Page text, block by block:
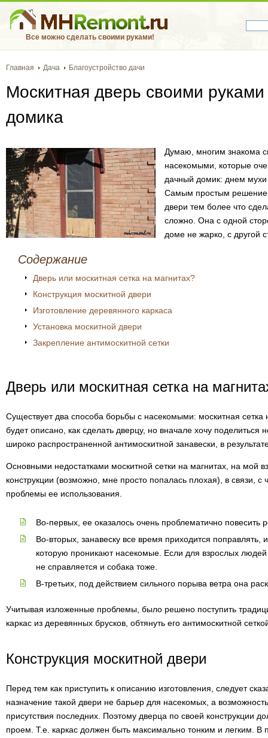
Все можно сделать своими руками!
Главная Дача Благоустройство дачи
Москитная дверь своими руками
домика
Думаю, многим знакома
насекомыми, которые
дачный домик: днем
Самым простым
двери тем более что
сложно. Она с одной
доме не жарко, с другой
Содержание
Дверь или москитная сетка на магнитах?
Конструкция москитной двери
Изготовление деревянного каркаса
Установка москитной двери
Закрепление антимоскитной сетки
Дверь или москитная сетка на
Существует два способа борьбы с насекомыми: москитная сетка
будет описано, как сделать дверцу, но вначале хочу
широко распространенной антимоскитной занавески, в
Основными недостатками москитной сетки на магнитах, на мой
конструкции (возможно, мне просто попалась плохая), в связи,
проблемы ее использования.
Во-первых, ее оказалось очень проблематично повесить
Во-вторых, занавеску все время приходится поправлять,
которую проникают насекомые. Если для взрослых
не справляется и собака тоже.
В-третьих, под действием сильного порыва ветра она
Учитывая изложенные проблемы, было решено поступить
каркас из деревянных брусков, обтянуть его антимоскитной
Конструкция москитной двери
Перед тем как приступить к описанию изготовления, следует
назначение такой двери не барьер для насекомых, а
присутствия последних. Поэтому дверца по своей конструкции
проем. Т.е. каркас должен быть максимально тонким и легким. В